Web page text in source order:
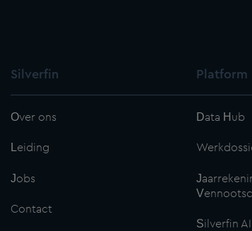
Silverfin
Over ons
Leiding
Jobs
Contact
Platform
Data Hub
Silverfin